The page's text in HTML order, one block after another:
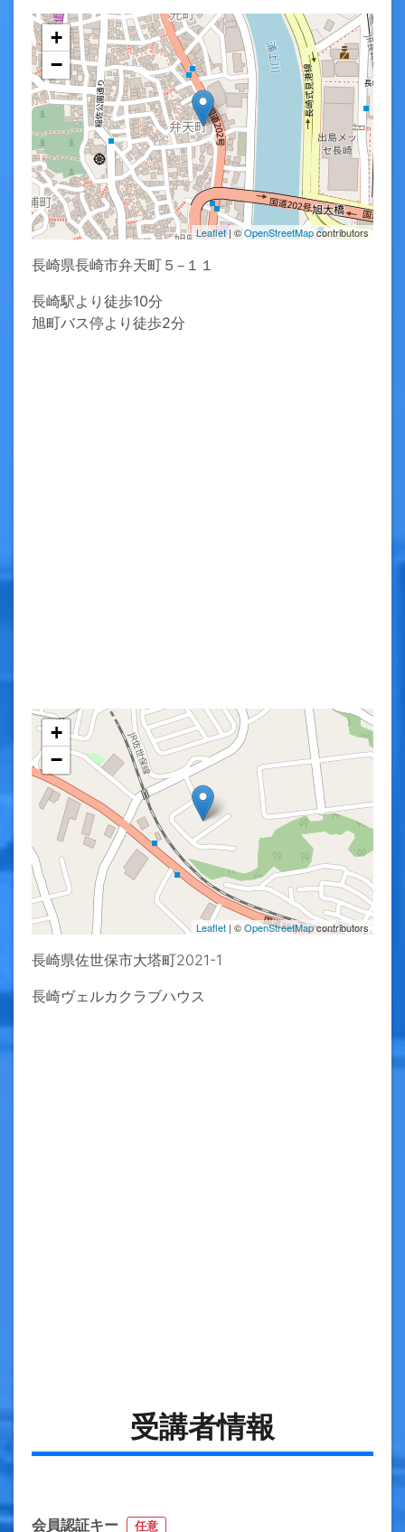
+
−
Leaflet| ©OpenStreetMapcontributors
長崎県長崎市弁天町５−１１
長崎駅より徒歩10分
旭町バス停より徒歩2分
+
−
Leaflet | ©OpenStreetMapcontributors
長崎県佐世保市大塔町2021-1
受講者情報
会員認証キー 任意